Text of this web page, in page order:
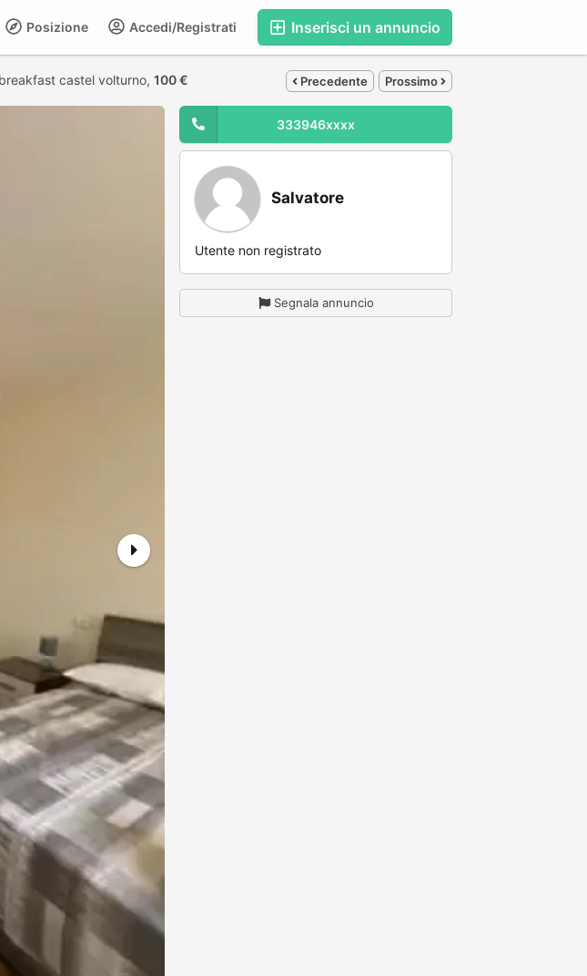
Inserisci un annuncio
Accedi/Registrati
Posizione
castel volturno, 100 € Precedente Prossimo
333946xxxx
Salvatore
Utente non registrato
Segnala annuncio